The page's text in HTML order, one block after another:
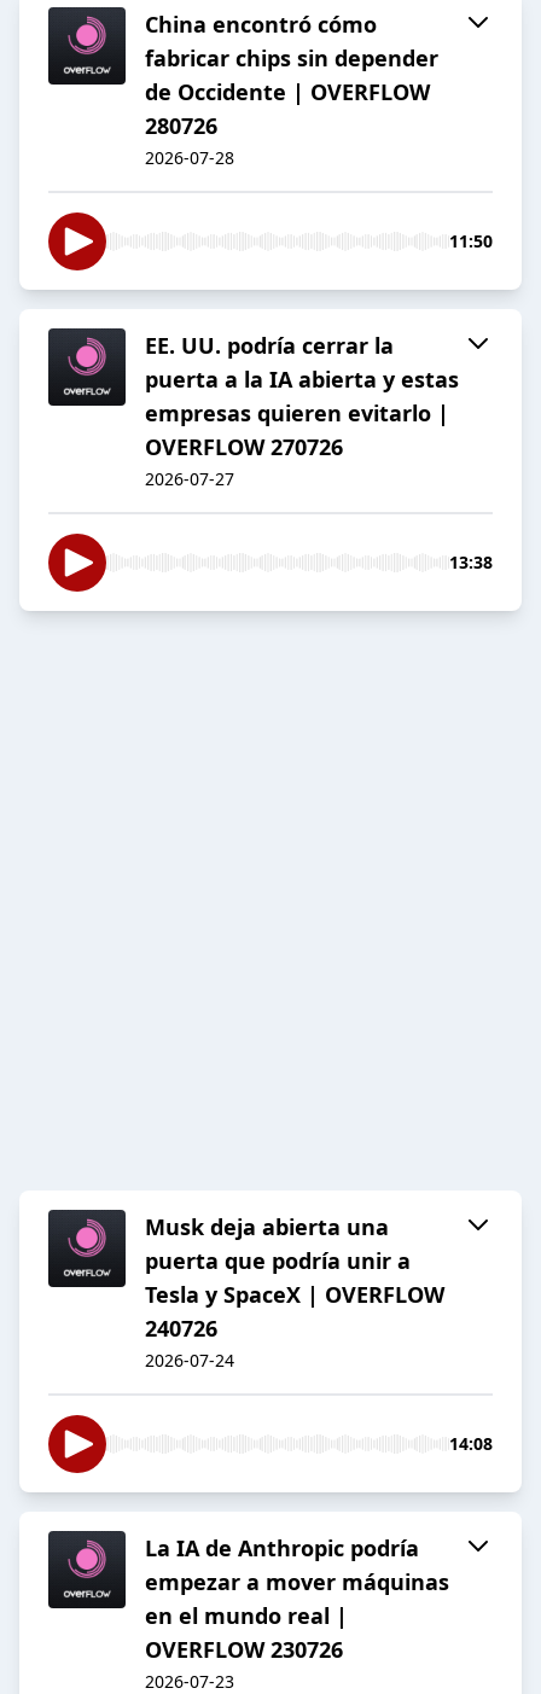
China encontró cómo
fabricar chips sin depender
de Occidente | OVERFLOW
280726
2026-07-28
11:50
EE. UU. podría cerrar la
puerta a la IA abierta y estas
empresas quieren evitarlo |
OVERFLOW 270726
2026-07-27
13:38
Musk deja abierta una
puerta que podría unir a
Tesla y SpaceX | OVERFLOW
240726
2026-07-24
14:08
La IA de Anthropic podría
empezar a mover máquinas
en el mundo real |
OVERFLOW 230726
2026-07-23